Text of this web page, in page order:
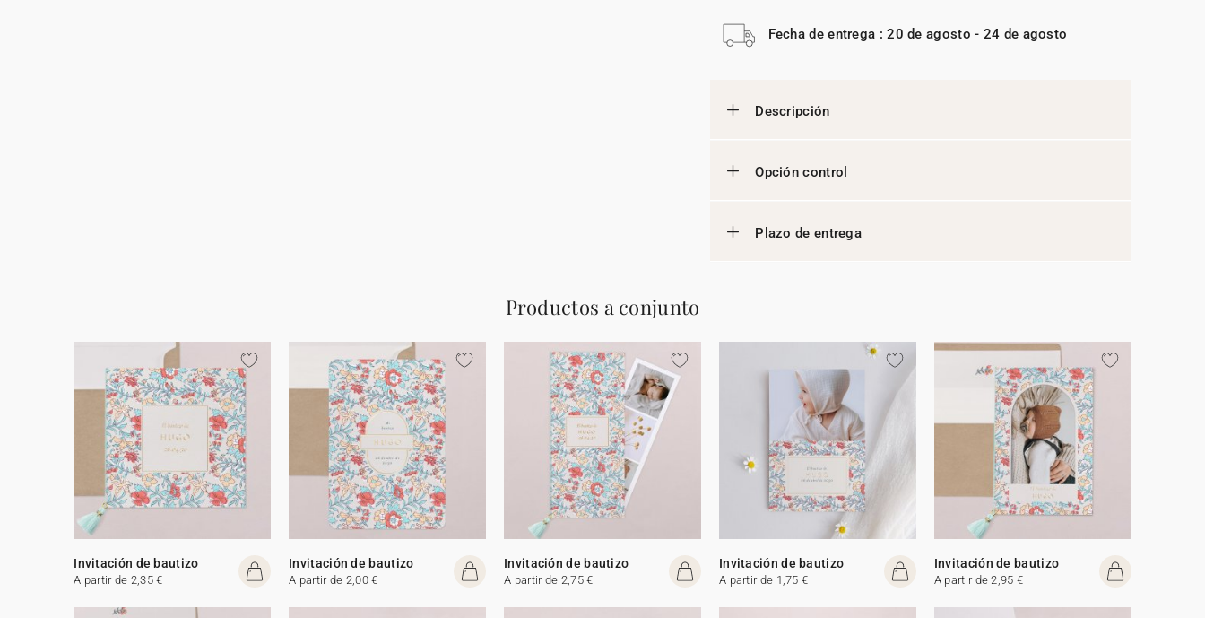
Fecha de entrega : 20 de agosto - 24 de agosto
Descripción
Opción control
Plazo de entrega
Productos a conjunto
Invitación de bautizo
A partir de 2,35 €
Invitación de bautizo
A partir de 2,00 €
Invitación de bautizo
A partir de 2,75 €
Invitación de bautizo
A partir de 1,75 €
Invitación de bautizo
A partir de 2,95 €